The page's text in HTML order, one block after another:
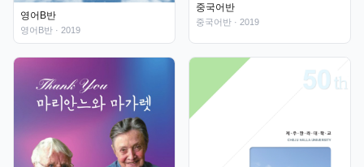
영어B반
영어B반 · 2019
중국어반
중국어반 · 2019